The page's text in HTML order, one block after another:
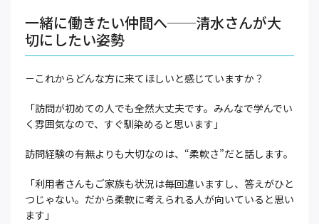
一緒に働きたい仲間へ──清水さんが大
切にしたい姿勢
－これからどんな方に来てほしいと感じていますか？
「訪問が初めての人でも全然大丈夫です。みんなで学んでい
く雰囲気なので、すぐ馴染めると思います」
訪問経験の有無よりも大切なのは、“柔軟さ”だと話します。
「利用者さんもご家族も状況は毎回違いますし、答えがひと
つじゃない。だから柔軟に考えられる人が向いていると思い
ます」